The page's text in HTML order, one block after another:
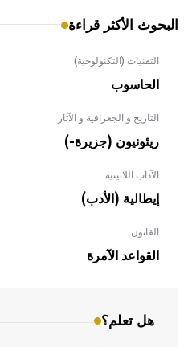
البحوث الأكثر قراءة
التقنيات (التكنولوجية)
الحاسوب
التاريخ و الجغرافية و الآثار
ريئونيون (جزيرة-)
الآداب اللاتينية
إيطالية (الأدب)
القانون
القواعد الآمرة
هل تعلم؟
- هل تعلم أن الأبلق نوع من
بالعمارة الإسلامية في بلاد
المعمار على بناء مداميكه